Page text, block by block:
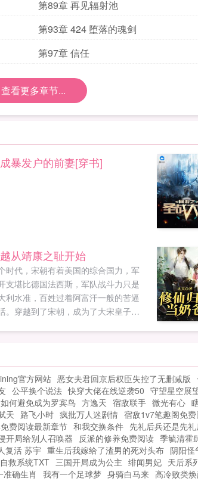
第89章 再见辐射池
第93章 424 堕落的魂剑
第97章 信任
查看更多章节...
暴发户的前妻[穿书]
从靖康之耻开始
时代，宋朝有着美国的综合国力，军
支堪比德国法西斯，军队战斗力只是
利水准，百姓过着阿富汗一般的苦逼
。穿越到了宋朝，成为了大宋皇子，
皇崛起了。金兀术叹息道仪王如猛
使我女真难安息！士大夫说昏君，竟
改制，竟敢篡改祖训！岳飞道官家性
烈，堪比太祖，我朝中兴有望！秦桧
道靖武皇残暴堪比始皇，大宋势如危
赵朴淡淡道我死后，管他洪水滔天！...
官方网站 恶女夫君回京后权臣失控了无删减版
公平换个说法 快穿大佬在线逆袭50 守望星空展
如何避免成为罗宾鸟 方逸天 宿敌联手 微光有心
天 路飞小时 疯批万人迷剧情 宿敌1v7笔趣阁免
费阅读最新章节 和我交换条件 先礼后兵还是先
开局给别人召唤器 反派的修养免费阅读 季毓清霍
复活 苏宇 重生后我嫁给了渣男的死对头布 阴阳怪
救系统TXT 三国开局成为公主 绯闻男妃 天后系
准确生肖 我有一个足球梦 身骑白马来 高冷败类